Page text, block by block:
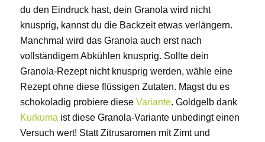
du den Eindruck hast, dein Granola wird nicht
knusprig, kannst du die Backzeit etwas verlängern.
Manchmal wird das Granola auch erst nach
vollständigem Abkühlen knusprig. Sollte dein
Granola-Rezept nicht knusprig werden, wähle eine
Rezept ohne diese flüssigen Zutaten. Magst du es
schokoladig probiere diese Variante. Goldgelb dank
Kurkuma ist diese Granola-Variante unbedingt einen
Versuch wert! Statt Zitrusaromen mit Zimt und